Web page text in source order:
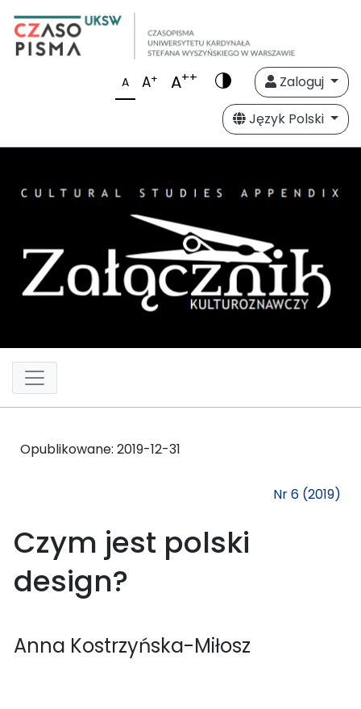
A A+ A++
Zaloguj
Język Polski
Opublikowane: 2019-12-31
Nr 6 (2019)
Czym jest polski
design?
Anna Kostrzyńska-Miłosz